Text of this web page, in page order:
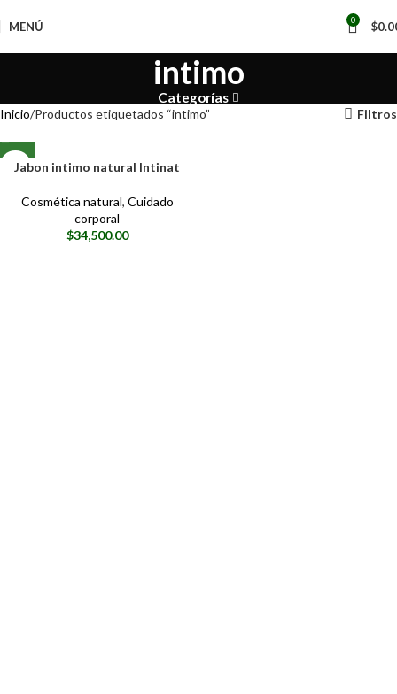
MENÚ 0 $
intimo
Categorías
Inicio Productos etiquetados “intimo” Filtros
Jabon intimo natural Intinat
Cosmética natural, Cuidado
corporal
$34,500.00